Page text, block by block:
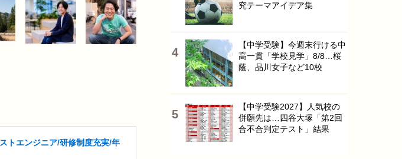
トエンジニア/研修制度充実/年
究テーマアイデア集
【中学受験】今週末行ける中
高一貫「学校見学」8/8…桜
蔭、品川女子など10校
【中学受験2027】人気校の
併願先は…四谷大塚「第2回
合不合判定テスト」結果